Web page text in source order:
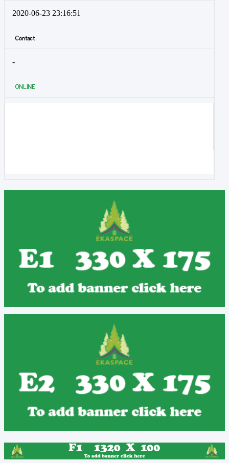
2020-06-23 23:16:51
Contact
-
ONLINE